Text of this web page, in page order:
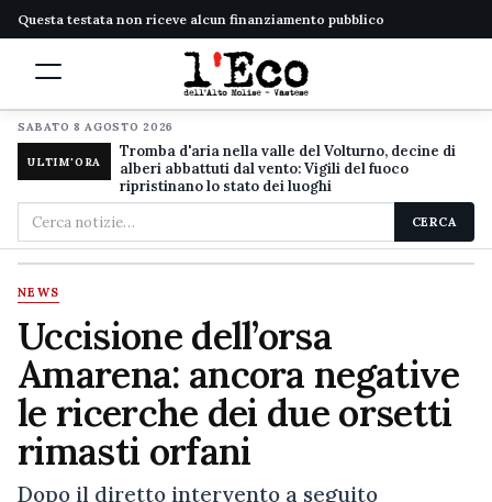
Questa testata non riceve alcun finanziamento pubblico
SABATO 8 AGOSTO 2026
ULTIM'ORA
Tromba d'aria nella valle del Volturno, decine di
alberi abbattuti dal vento: Vigili del fuoco
ripristinano lo stato dei luoghi
Cerca
nel
sito
CERCA
NEWS
Uccisione dell’orsa
Amarena: ancora negative
le ricerche dei due orsetti
rimasti orfani
Dopo il diretto intervento a seguito